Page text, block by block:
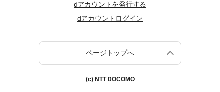
dアカウントを発行する
dアカウントログイン
ページトップへ
(c) NTT DOCOMO